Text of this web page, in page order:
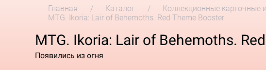
Главная Каталог Коллекционные карточные
MTG. Ikoria: Lair of Behemoths. Red Theme Booster
MTG. Ikoria: Lair of Behemoths.
Появились из огня